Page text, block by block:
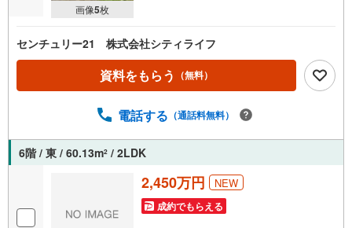
画像5枚
センチュリー21 株式会社シティライフ
資料をもらう （無料）
電話する （通話料無料）
6階 / 東 / 60.13m2 / 2LDK
2,450万円 NEW
成約でもらえる